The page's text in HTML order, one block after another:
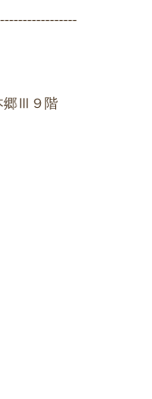
郷Ⅲ９階